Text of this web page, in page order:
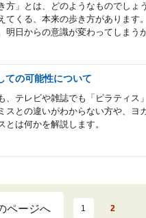
方」とは、どのようなものでしょ
てくる、本来の歩き方があります
明日からの意識が変わってしまう
ての可能性について
、テレビや雑誌でも「ピラティス
スとの違いがわからない方や、ヨ
は何かを解説します。
ページへ 1 2